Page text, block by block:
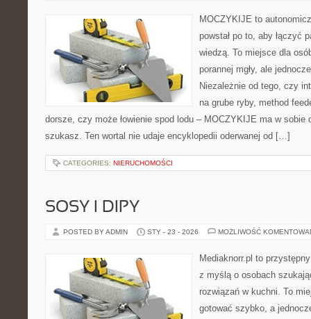
MOCZYKIJE to
powstał po to, aby łączyć
wiedzą. To miejsce dla
porannej mgły, ale
Niezależnie od tego, czy
na grube ryby, method
dorsze, czy może łowienie spod lodu – MOCZYKIJE ma w sobie
szukasz. Ten wortal nie udaje encyklopedii oderwanej od […]
CATEGORIES: NIERUCHOMOŚCI
SOSY I DIPY
POSTED BY ADMIN STY - 23 - 2026 MOŻLIWOŚĆ
Mediaknorr.pl to
z myślą o osobach
rozwiązań w kuchni. To
gotować szybko, a